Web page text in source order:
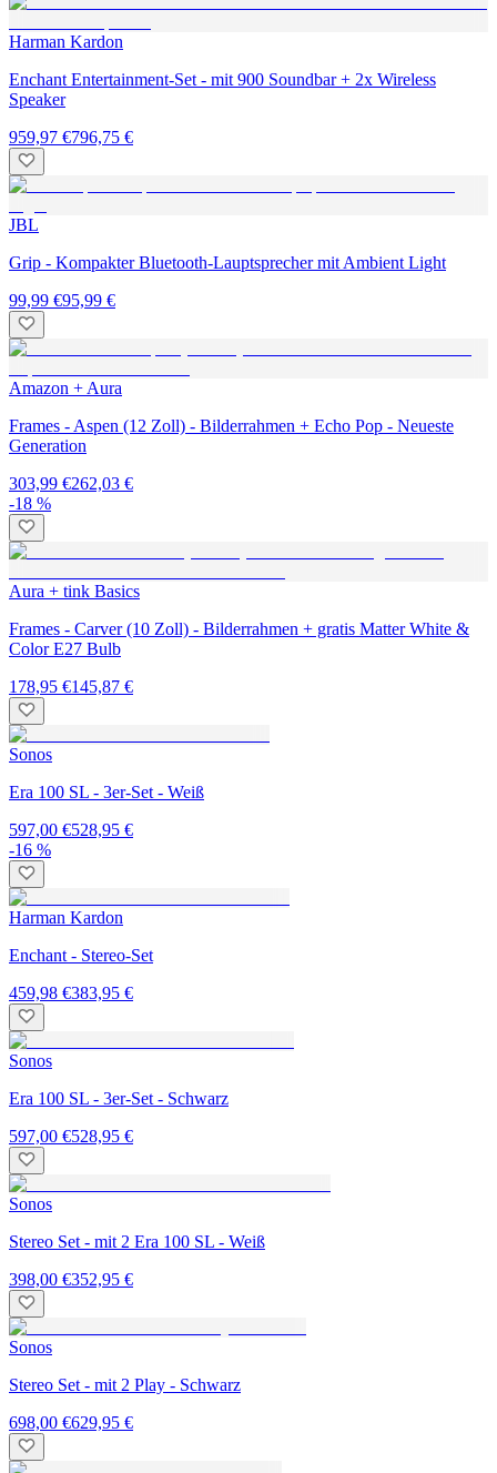
Harman Kardon
Enchant Entertainment-Set - mit 900 Soundbar + 2x Wireless
Speaker
959,97 €796,75 €
JBL
Grip - Kompakter Bluetooth-Lauptsprecher mit Ambient Light
99,99 €95,99 €
Amazon + Aura
Frames - Aspen (12 Zoll) - Bilderrahmen + Echo Pop - Neueste
Generation
303,99 €262,03 €
-18 %
Aura + tink Basics
Frames - Carver (10 Zoll) - Bilderrahmen + gratis Matter White &
Color E27 Bulb
178,95 €145,87 €
Sonos
Era 100 SL - 3er-Set - Weiß
597,00 €528,95 €
-16 %
Harman Kardon
Enchant - Stereo-Set
459,98 €383,95 €
Sonos
Era 100 SL - 3er-Set - Schwarz
597,00 €528,95 €
Sonos
Stereo Set - mit 2 Era 100 SL - Weiß
398,00 €352,95 €
Sonos
Stereo Set - mit 2 Play - Schwarz
698,00 €629,95 €